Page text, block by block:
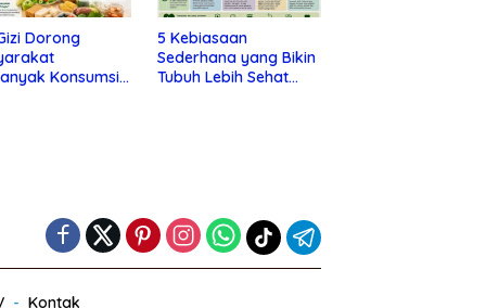
Dorong
Konsumsi
5 Kebiasaan
Sederhana yang Bikin
Tubuh Lebih Sehat
Kontak